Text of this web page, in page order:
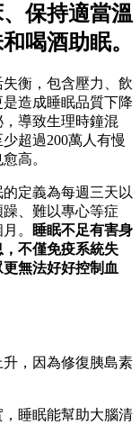
保持適當溫
喝酒助眠。
衡，包含壓力、飲
造成睡眠品質下降
導致生理時鐘混
超過200萬人有慢
高。
定義為每週三天以
躁、難以專心等症
。
睡眠不足有害身
不僅免疫系統失
無法好好控制血
，因為修復胰島素
睡眠能幫助大腦清